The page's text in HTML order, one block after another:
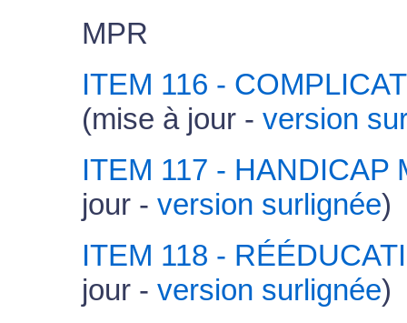
MPR
ITEM 116 -
(mise à jour - version
ITEM 117 - HANDICAP
jour - version surlignée)
ITEM 118 -
jour - version surlignée)